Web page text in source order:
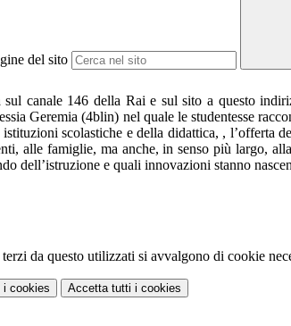
del sito
canale 146 della Rai e sul sito a questo
Geremia (4blin) nel quale le studentesse
scolastiche e della didattica, , l’offerta
alle famiglie, ma anche, in senso più largo,
dell’istruzione e quali innovazioni stanno
da questo utilizzati si avvalgono di cookie
i cookies Accetta tutti i cookies